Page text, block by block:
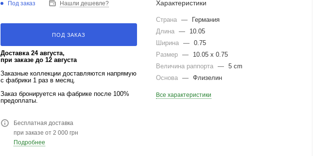
Под заказ Нашли дешевле?
ПОД ЗАКАЗ
Доставка 24 августа,
при заказе до 12 августа
Заказные коллекции доставляются напрямую
с фабрики 1 раз в месяц.
Заказ бронируется на фабрике после 100%
предоплаты.
Бесплатная доставка
при заказе от 2 000 грн
Подробнее
Характеристики
Страна —
Германия
Длина —
10.05
Ширина — 0.75
Размер —
10.05 x 0.75
Величина раппорта — 5 cm
Основа — Флизелин
Все характеристики